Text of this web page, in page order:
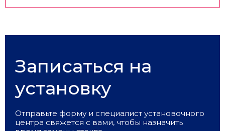
Записаться на
установку
Отправьте форму и специалист установочного
центра свяжется с вами, чтобы назначить